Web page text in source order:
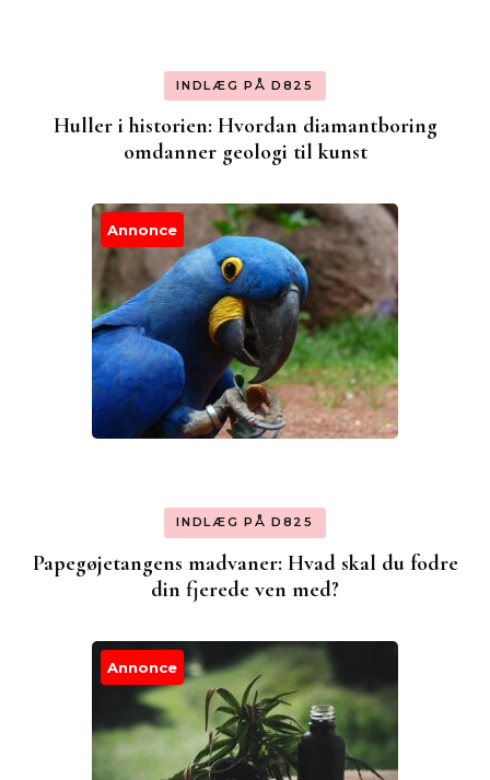
INDLÆG PÅ D825
Huller i historien: Hvordan diamantboring
omdanner geologi til kunst
Annonce
INDLÆG PÅ D825
Papegøjetangens madvaner: Hvad skal du fodre
din fjerede ven med?
Annonce